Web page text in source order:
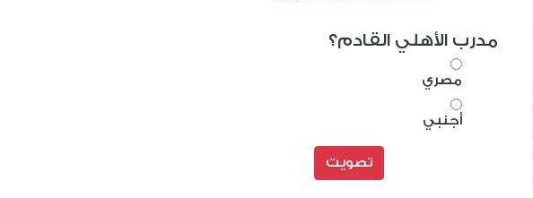
مدرب الأهلي القادم؟
مصري
أجنبي
تصويت